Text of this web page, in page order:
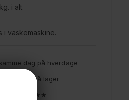
i alt.
i vaskemaskine.
dag på hverdage
er den på lager
★★★★★